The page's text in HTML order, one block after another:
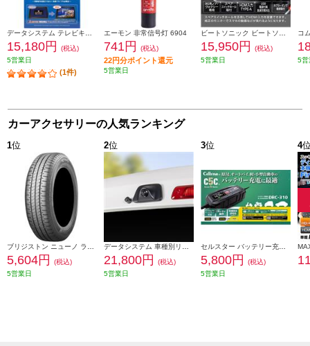
15,180円
(税込)
5営業日
(1件)
エーモン 非常信号灯 6904
741円 (税込)
22円分ポイント還元
5営業日
15,950円
(税込)
5営業日
5営
カーアクセサリーの人気ランキング
1位
5,604円
(税込)
5営業日
2位
21,800円
(税込)
5営業日
3位
5,800円
(税込)
5営業日
4